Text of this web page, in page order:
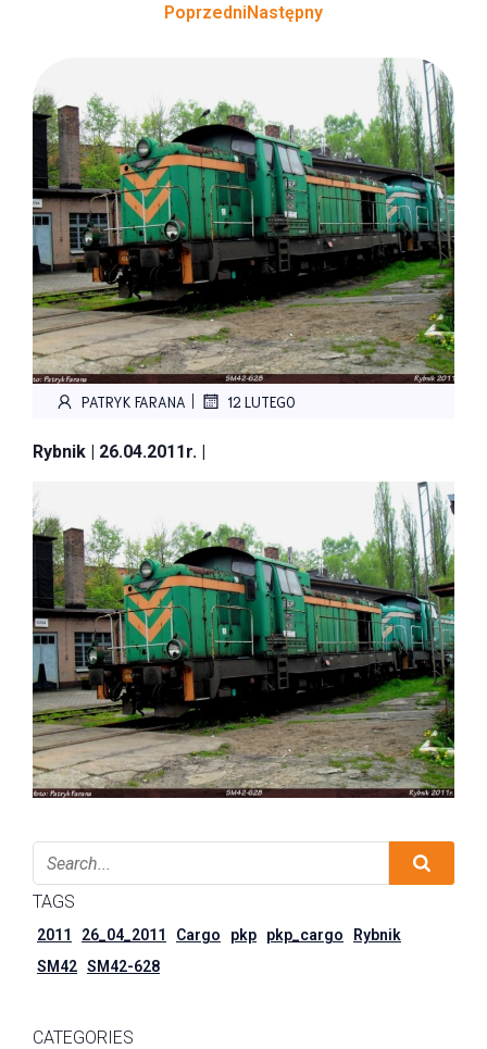
PoprzedniNastępny
PATRYK FARANA | 12 LUTEGO
Rybnik | 26.04.2011r. |
TAGS
2011 26_04_2011 Cargo pkp pkp_cargo
Rybnik
SM42 SM42-628
CATEGORIES